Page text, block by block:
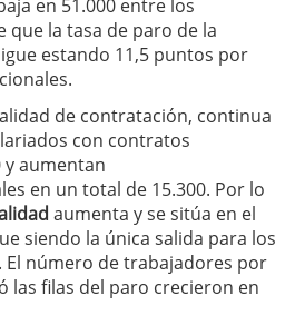
en 51.000 entre los
que la tasa de paro de la
estando 11,5 puntos por
de contratación, continua
con contratos
y aumentan
en un total de 15.300. Por lo
aumenta y se sitúa en el
siendo la única salida para los
El número de trabajadores por
las filas del paro crecieron en